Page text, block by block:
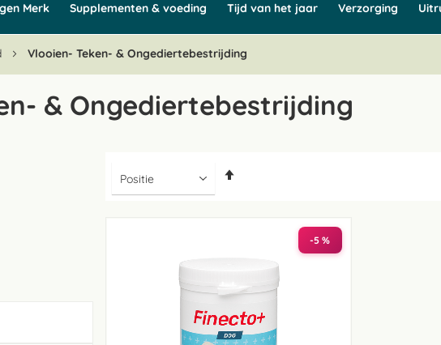
Merk Supplementen & voeding Tijd van het jaar Verzorging
Vlooien- Teken- & Ongediertebestrijding
& Ongediertebestrijding
-5 %